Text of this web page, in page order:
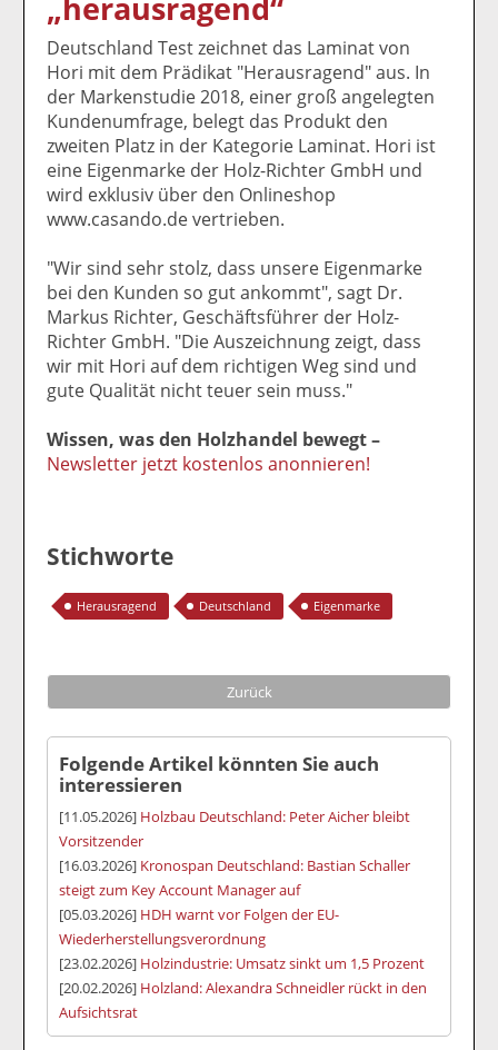
el
a
uf
F
ac
e
b
te
il
e
n
el
t
wi
tt
er
n
a
uf
Li
n
k
e
il
e
n
p
er
E
m
ai
l
se
n
n
ru
ck
e
n
Deutschland Test zeichnet das Laminat von
Hori mit dem Prädikat "Herausragend" aus. In
der Markenstudie 2018, einer groß angelegten
Kundenumfrage, belegt das Produkt den
zweiten Platz in der Kategorie Laminat. Hori ist
eine Eigenmarke der Holz-Richter GmbH und
wird exklusiv über den Onlineshop
www.casando.de vertrieben.
"Wir sind sehr stolz, dass unsere Eigenmarke
bei den Kunden so gut ankommt", sagt Dr.
Markus Richter, Geschäftsführer der Holz-
Richter GmbH. "Die Auszeichnung zeigt, dass
wir mit Hori auf dem richtigen Weg sind und
gute Qualität nicht teuer sein muss."
Wissen, was den Holzhandel bewegt –
Newsletter jetzt kostenlos anonnieren!
Stichworte
Herausragend Deutschland Eigenmarke
Zurück
Folgende Artikel könnten Sie auch
interessieren
[11.05.2026] Holzbau Deutschland: Peter Aicher bleibt
Vorsitzender
[16.03.2026] Kronospan Deutschland: Bastian Schaller
steigt zum Key Account Manager auf
[05.03.2026] HDH warnt vor Folgen der EU-
Wiederherstellungsverordnung
[23.02.2026] Holzindustrie: Umsatz sinkt um 1,5 Prozent
[20.02.2026] Holzland: Alexandra Schneidler rückt in den
Aufsichtsrat